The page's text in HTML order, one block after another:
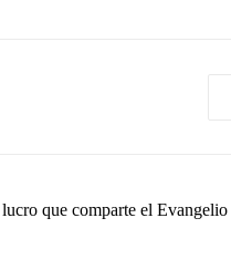
que comparte el